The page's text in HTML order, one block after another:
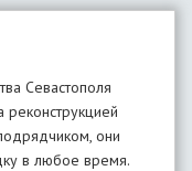
Севастополя
реконструкцией
они
в любое время.